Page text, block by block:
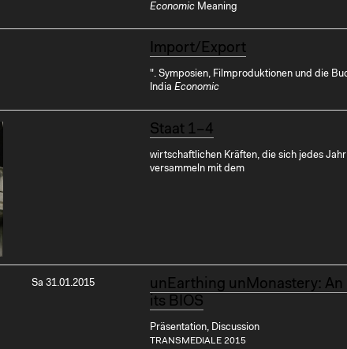
Economic Meaning
Import/Export
". Symposien, Filmproduktionen und die
India Economic
Staat 1–4
wirtschaftlichen Kräften, die sich jedes
versammeln mit dem
Sa 31.01.2015
unEarthing unMonastery:
its BIOS
Präsentation, Discussion
TRANSMEDIALE 2015